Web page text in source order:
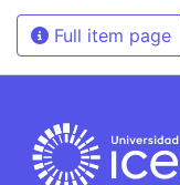
Full item page